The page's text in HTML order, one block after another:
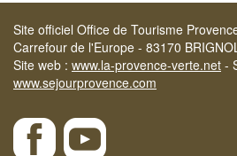
Site officiel Office de Tourisme
Carrefour de l'Europe - 83170
Site web : www.la-provence-verte.net -
www.sejourprovence.com